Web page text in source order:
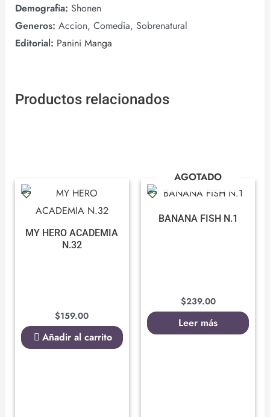
Demografia: Shonen
Generos: Accion, Comedia, Sobrenatural
Editorial: Panini Manga
Productos relacionados
MY HERO ACADEMIA
N.32
$159.00
Añadir al carrito
AGOTADO
BANANA FISH N.1
$239.00
Leer más